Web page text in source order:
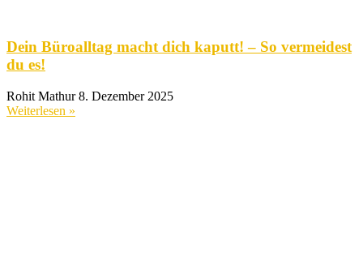
Dein Büroalltag macht dich kaputt! – So vermeidest
du es!
Rohit Mathur8. Dezember 2025
Weiterlesen »